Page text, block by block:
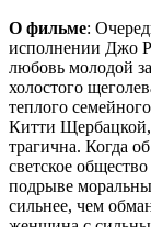
О фильме:
исполнении Джо
любовь молодой
холостого
теплого
Китти
трагична. Когда
светское
подрыве
сильнее, чем